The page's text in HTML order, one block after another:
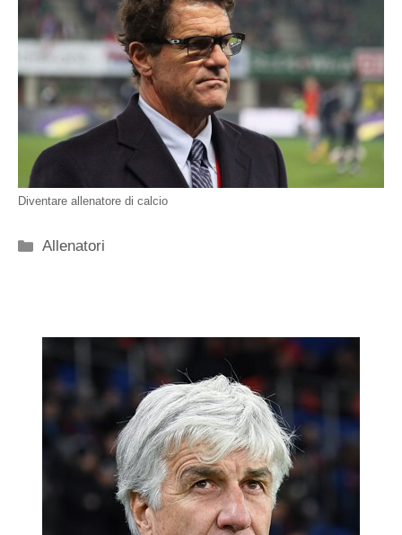
Diventare allenatore di calcio
Categorie
Allenatori